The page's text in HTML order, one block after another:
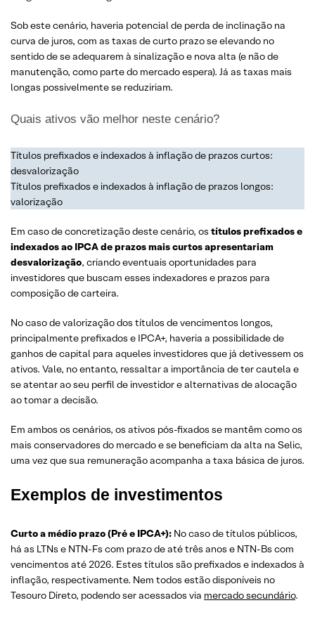
Sob este cenário, haveria potencial de perda de inclinação na
curva de juros, com as taxas de curto prazo se elevando no
sentido de se adequarem à sinalização e nova alta (e não de
manutenção, como parte do mercado espera). Já as taxas mais
longas possivelmente se reduziriam.
Quais ativos vão melhor neste cenário?
Títulos prefixados e indexados à inflação de prazos curtos:
desvalorização
Títulos prefixados e indexados à inflação de prazos longos:
valorização
Em caso de concretização deste cenário, os títulos prefixados e
indexados ao IPCAde prazos mais curtos apresentariam
desvalorização, criando eventuais oportunidades para
investidores que buscam esses indexadores e prazos para
composição de carteira.
No caso de valorização dos títulos de vencimentos longos,
principalmente prefixados e IPCA+, haveria a possibilidade de
ganhos de capital para aqueles investidores que já detivessem os
ativos. Vale, no entanto, ressaltar a importância de ter cautela e
se atentar ao seu perfil de investidor e alternativas de alocação
ao tomar a decisão.
Em ambos os cenários, os ativos pós-fixados se mantêm como os
mais conservadores do mercado e se beneficiam da alta na Selic,
uma vez que sua remuneração acompanha a taxa básica de juros.
Exemplos de investimentos
Curto a médio prazo (Pré e IPCA+): No caso de títulos públicos,
há as LTNs e NTN-Fs com prazo de até três anos e NTN-Bs com
vencimentos até 2026. Estes títulos são prefixados e indexados à
inflação, respectivamente. Nem todos estão disponíveis no
Tesouro Direto, podendo ser acessados via mercado secundário.